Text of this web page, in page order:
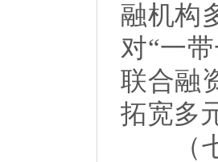
融机构
对“一
联合融
拓宽多
（七